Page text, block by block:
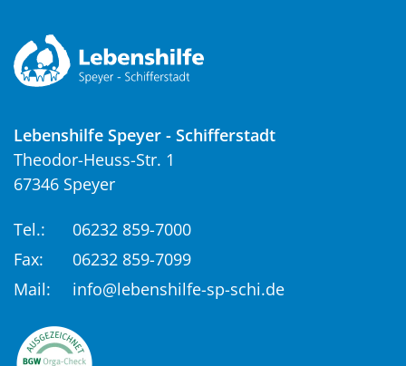
Lebenshilfe Speyer - Schifferstadt
Theodor-Heuss-Str. 1
67346 Speyer
Tel.:
06232 859-7000
Fax:
06232 859-7099
Mail:
info@lebenshilfe-sp-schi.de